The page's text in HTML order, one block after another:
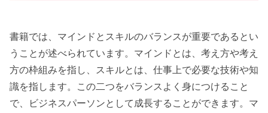
書籍では、マインドとスキルのバランスが重要であるとい
うことが述べられています。マインドとは、考え方や考え
方の枠組みを指し、スキルとは、仕事上で必要な技術や知
識を指します。この二つをバランスよく身につけること
で、ビジネスパーソンとして成長することができます。マ